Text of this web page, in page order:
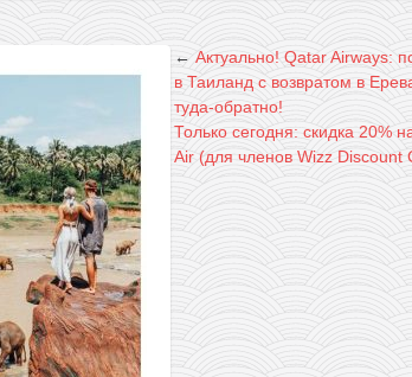
←Актуально! Qatar Airways:
в Таиланд с возвратом в
туда-обратно!
Только сегодня: скидка 20%
Air (для членов Wizz Discount